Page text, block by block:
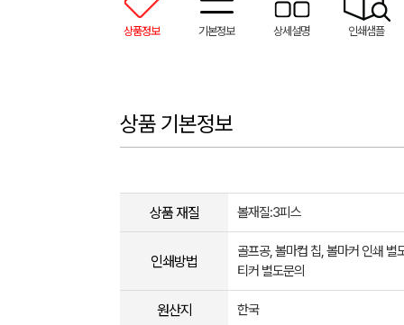
상품정보 기본정보 상세설명 인쇄샘플
상품 기본정보
상품 재질 볼재질:3피스
인쇄방법
골프공, 볼마컵 칩, 볼마커 인쇄 별
티커 별도문의
원산지 한국